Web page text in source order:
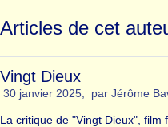
Articles de cet
Vingt Dieux
30 janvier 2025, par Jérôme
La critique de "Vingt Dieux", film